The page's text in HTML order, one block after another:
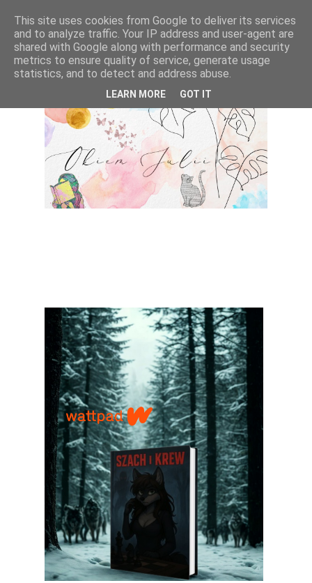
This site uses cookies from Google to deliver its services
and to analyze traffic. Your IP address and user-agent are
shared with Google along with performance and security
metrics to ensure quality of service, generate usage
statistics, and to detect and address abuse.
LEARN MORE GOT IT